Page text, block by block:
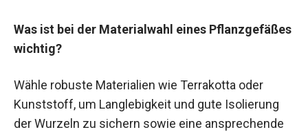
Was ist bei der Materialwahl eines Pflanzgefäßes
wichtig?
Wähle robuste Materialien wie Terrakotta oder
Kunststoff, um Langlebigkeit und gute Isolierung
der Wurzeln zu sichern sowie eine ansprechende